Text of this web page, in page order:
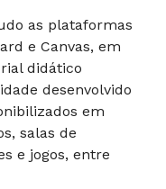
as plataformas
e Canvas, em
didático
desenvolvido
em
salas de
e jogos, entre